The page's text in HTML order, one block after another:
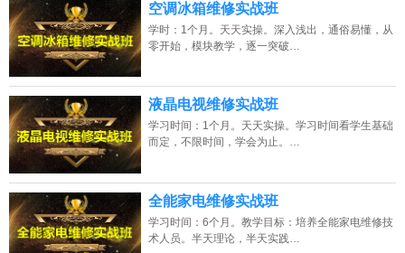
空调冰箱维修实战班
学时：1个月。天天实操。深入浅出，通俗易懂，从
零开始，模块教学，逐一突破…
液晶电视维修实战班
学习时间：1个月。天天实操。学习时间看学生基础
而定，不限时间，学会为止。…
全能家电维修实战班
学习时间：6个月。教学目标：培养全能家电维修技
术人员。半天理论，半天实践…